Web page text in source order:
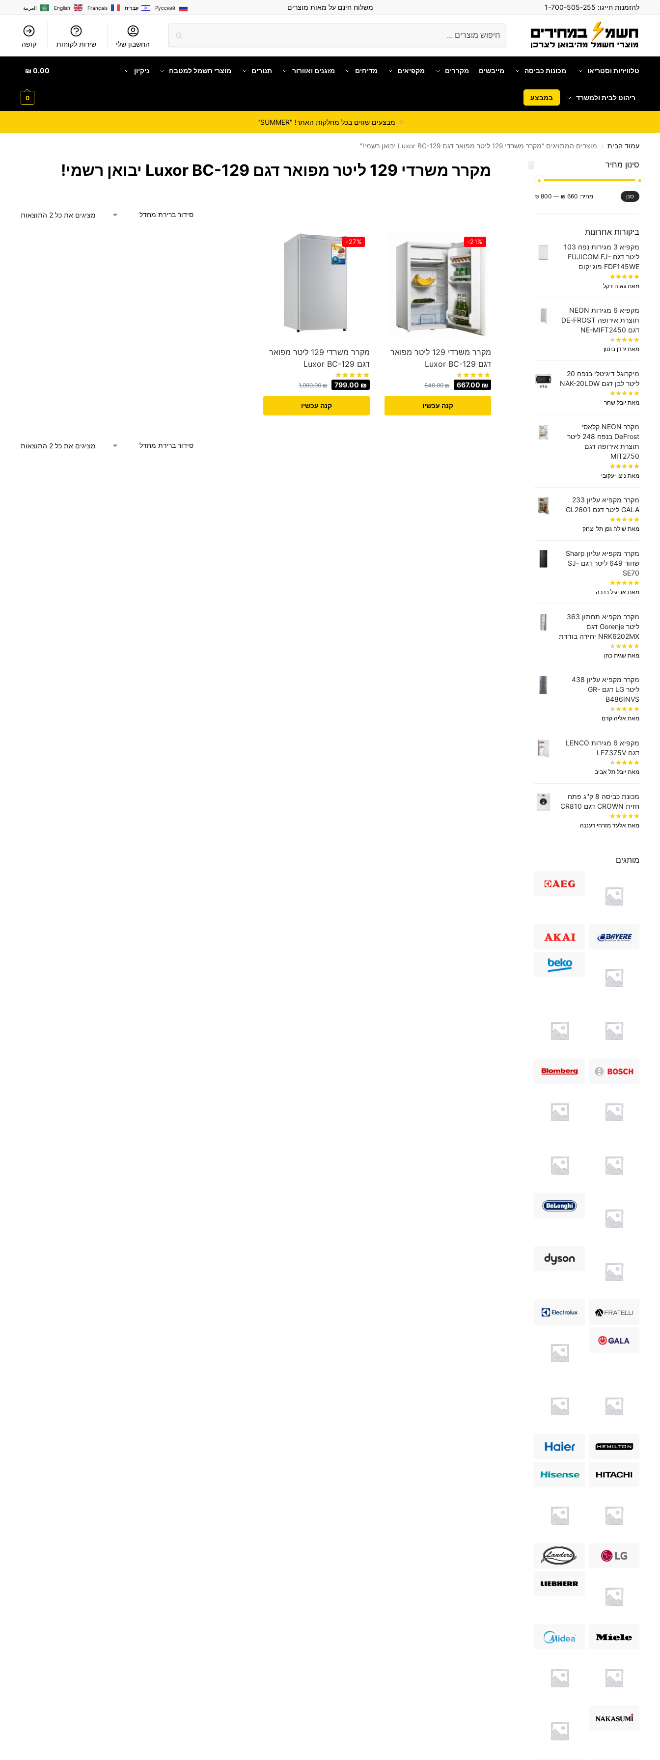
להזמנות חייגו: משלוח חינם על מאות מוצרים العربية English Français עִבְרִית Русский
החשבון שלי שירות לקוחות קופה
טלוויזיות וסטריאו מכונות כביסה מייבשים מקררים מקפיאים מדיחים מזגנים ואוורור תנורים מוצרי חשמל למטבח ניקיון
ריהוט לבית ולמשרד במבצע
0.00
₪
0
מבצעים שווים בכל מחלקות האתר! "SUMMER"
עמוד הבית / מוצרים המתויגים “מקרר משרדי 129 ליטר מפואר דגם Luxor BC-129 יבואן רשמי!”
מקרר משרדי 129 ליטר מפואר דגם Luxor BC-129 יבואן רשמי!
מציגים את כל ⁦2⁩ התוצאות
-21%
מקרר משרדי 129 ליטר מפואר
דגם Luxor BC-129
840.00₪ 667.00 ₪
קנה עכשיו
-27%
מקרר משרדי 129 ליטר מפואר
דגם Luxor BC-129
1,090.00₪ 799.00 ₪
קנה עכשיו
מציגים את כל ⁦2⁩ התוצאות
סינון מחיר
סנן מחיר: 660 ₪
—
800 ₪
ביקורות אחרונות
מקפיא 3 מגירות נפח 103
ליטר דגם FUJICOM FJ-
FDF145WE פוג'יקום
מאת גאיה דקל
מקפיא 6 מגירות NEON
תוצרת אירופה DE-FROST
דגם NE-MIFT2450
מאת ירדן ביטון
מיקרוגל דיגיטלי בנפח 20
ליטר לבן דגם NAK-20LDW
מאת יובל שחר
מקרר NEON קלאסי
DeFrost בנפח 248 ליטר
תוצרת אירופה דגם
MIT2750
מאת ניצן יעקובי
מקרר מקפיא עליון 233
GALA ליטר דגם GL2601
מאת שילה גפן תל יצחק
מקרר מקפיא עליון Sharp
שחור 649 ליטר דגם SJ-
SE70
מאת אביגיל ברכה
מקרר ‏מקפיא תחתון 363
‏ליטר Gorenje דגם
NRK6202MX יחידה בודדת
מאת שגית כהן
מקרר מקפיא עליון 438
‏ליטר LG דגם GR-
B486INVS
מאת אליה קדם
מקפיא 6 מגירות LENCO
דגם LFZ375V
מאת יובל תל אביב
מכונת כביסה 8 ק''ג פתח
חזית CROWN דגם CR810
מאת אלעד מזרחי רעננה
מותגים